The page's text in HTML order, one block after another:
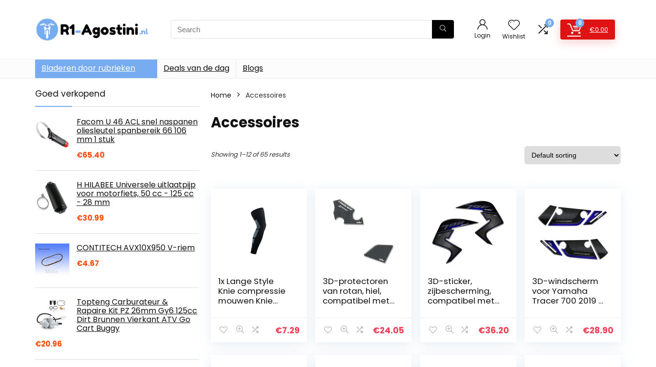
Search
for:
Login Wishlist
0 0
€0.00
Bladeren door rubrieken Deals van de dag Blogs
Goed verkopend
Facom U 46 ACL snel naspanen
oliesleutel spanbereik 66 106
mm 1 stuk
€65.40
H HILABEE Universele uitlaatpijp
voor motorfiets, 50 cc - 125 cc
- 28 mm
€30.99
CONTITECH AVX10X950 V-riem
€4.67
Topteng Carburateur &
Rapaire Kit PZ 26mm Gy6 125cc
Dirt Brunnen Vierkant ATV Go
Cart Buggy
€20.96
Home Accessoires
Accessoires
Showing 1–12 of 65 results
1x Lange Style
Knie compressie
mouwen Knie
Compressie Knie
€7.29
3D-protectoren
van rotan, hiel,
compatibel met
€24.05
3D-sticker,
zijbescherming,
compatibel met
sticker voor
€36.20
3D-windscherm
voor Yamaha
Tracer 700 2019 –
bescherming€28.90